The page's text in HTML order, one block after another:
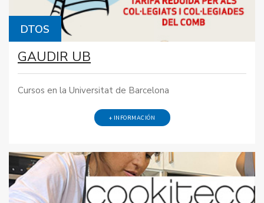
DTOS
GAUDIR UB
Cursos en la Universitat de Barcelona
+ INFORMACIÓN